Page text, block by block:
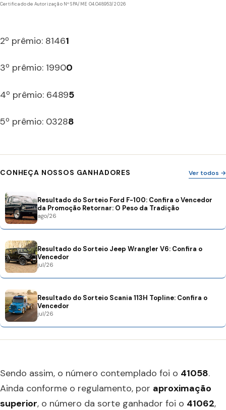
Certificado de Autorização Nº SPA/ME 04.048953/2026
2º prêmio: 81461
3º prêmio: 19900
4º prêmio: 64895
5º prêmio: 03288
CONHEÇA NOSSOS GANHADORES Ver todos →
Resultado do Sorteio Ford F-100: Confira o Vencedor
da Promoção Retornar: O Peso da Tradição
ago/26
Resultado do Sorteio Jeep Wrangler V6: Confira o
Vencedor
jul/26
Resultado do Sorteio Scania 113H Topline: Confira o
Vencedor
jul/26
Sendo assim, o número contemplado foi o 41058.
Ainda conforme o regulamento, por aproximação
superior, o número da sorte ganhador foi o 41062,